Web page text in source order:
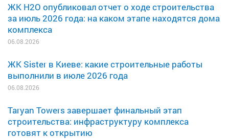
ЖК H2O опубликовал отчет о ходе строительства
за июль 2026 года: на каком этапе находятся дома
комплекса
06.08.2026
ЖК Sister в Киеве: какие строительные работы
выполнили в июле 2026 года
06.08.2026
Taryan Towers завершает финальный этап
строительства: инфраструктуру комплекса
готовят к открытию